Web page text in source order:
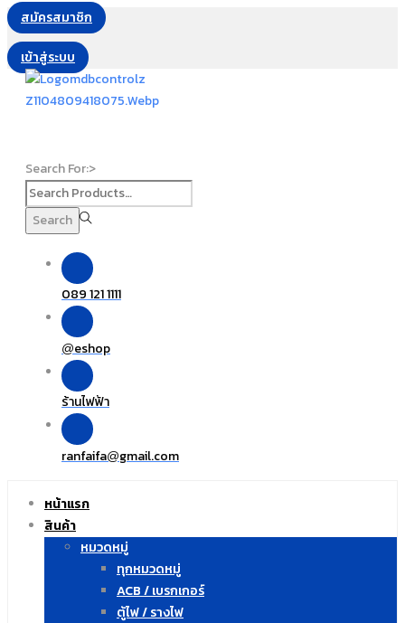
สมัครสมาชิก
เข้าสู่ระบบ
Search For:>
Search
089 121 1111
@eshop
ร้านไฟฟ้า
ranfaifa@gmail.com
หน้าแรก
สินค้า
หมวดหมู่
ทุกหมวดหมู่
ACB / เบรกเกอร์
ตู้ไฟ / รางไฟ